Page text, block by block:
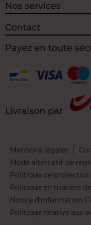
Nos services
Contact
Payez en toute
Livraison par
Mentions légales
Mode alternatif de
Politique de
Politique en matière
Notice d’information
Politique relative aux